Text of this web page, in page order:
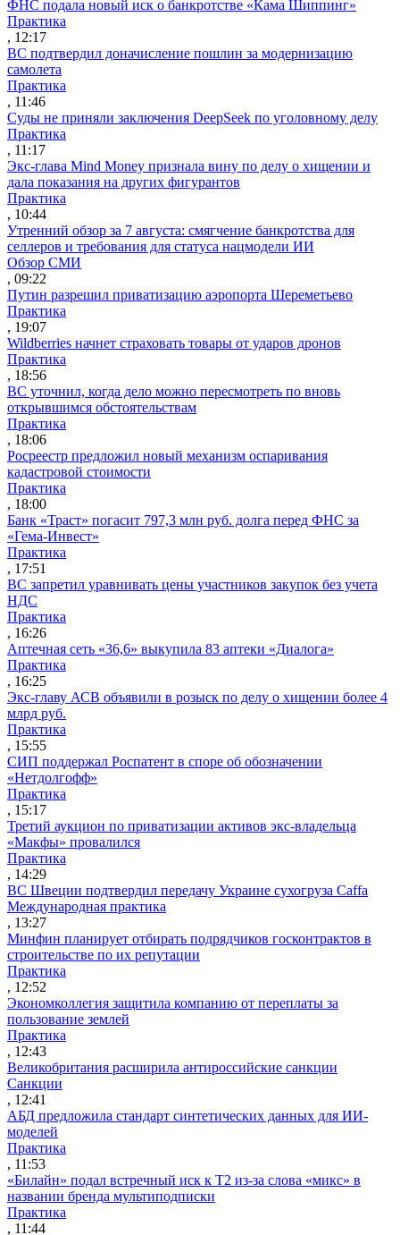
ФНС подала новый иск о банкротстве «Кама Шиппинг»
Практика
, 12:17
ВС подтвердил доначисление пошлин за модернизацию
самолета
Практика
, 11:46
Суды не приняли заключения DeepSeek по уголовному делу
Практика
, 11:17
Экс-глава Mind Money признала вину по делу о хищении и
дала показания на других фигурантов
Практика
, 10:44
Утренний обзор за 7 августа: смягчение банкротства для
селлеров и требования для статуса нацмодели ИИ
Обзор СМИ
, 09:22
Путин разрешил приватизацию аэропорта Шереметьево
Практика
, 19:07
Wildberries начнет страховать товары от ударов дронов
Практика
, 18:56
ВС уточнил, когда дело можно пересмотреть по вновь
открывшимся обстоятельствам
Практика
, 18:06
Росреестр предложил новый механизм оспаривания
кадастровой стоимости
Практика
, 18:00
Банк «Траст» погасит 797,3 млн руб. долга перед ФНС за
«Гема-Инвест»
Практика
, 17:51
ВС запретил уравнивать цены участников закупок без учета
НДС
Практика
, 16:26
Аптечная сеть «36,6» выкупила 83 аптеки «Диалога»
Практика
, 16:25
Экс-главу АСВ объявили в розыск по делу о хищении более 4
млрд руб.
Практика
, 15:55
СИП поддержал Роспатент в споре об обозначении
«Нетдолгофф»
Практика
, 15:17
Третий аукцион по приватизации активов экс-владельца
«Макфы» провалился
Практика
, 14:29
ВС Швеции подтвердил передачу Украине сухогруза Caffa
Международная практика
, 13:27
Минфин планирует отбирать подрядчиков госконтрактов в
строительстве по их репутации
Практика
, 12:52
Экономколлегия защитила компанию от переплаты за
пользование землей
Практика
, 12:43
Великобритания расширила антироссийские санкции
Санкции
, 12:41
АБД предложила стандарт синтетических данных для ИИ-
моделей
Практика
, 11:53
«Билайн» подал встречный иск к Т2 из-за слова «микс» в
названии бренда мультиподписки
Практика
, 11:44